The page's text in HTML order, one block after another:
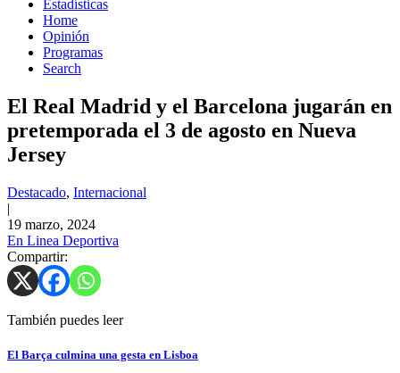
Estadísticas
Home
Opinión
Programas
Search
El Real Madrid y el Barcelona jugarán en
pretemporada el 3 de agosto en Nueva
Jersey
Destacado, Internacional
|
19 marzo, 2024
En Linea Deportiva
Compartir:
También puedes leer
El Barça culmina una gesta en Lisboa